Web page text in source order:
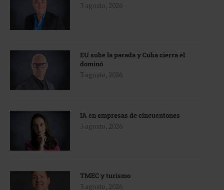
3 agosto, 2026
EU sube la parada y Cuba cierra el
dominó
3 agosto, 2026
IA en empresas de cincuentones
3 agosto, 2026
TMEC y turismo
3 agosto, 2026